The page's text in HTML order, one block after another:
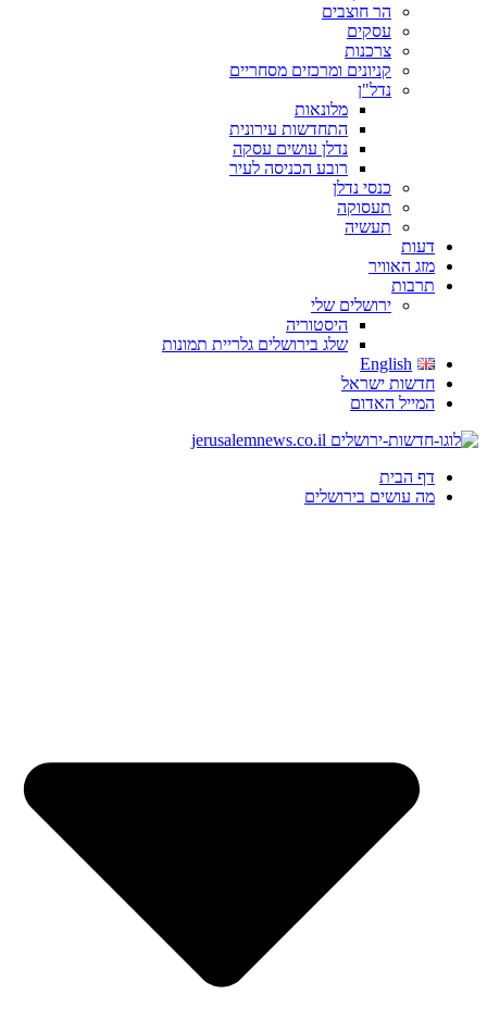
הר חוצבים
עסקים
צרכנות
קניונים ומרכזים מסחריים
נדל"ן
מלונאות
התחדשות עירונית
נדלן עושים עסקה
רובע הכניסה לעיר
כנסי נדלן
תעסוקה
תעשיה
דעות
מזג האוויר
תרבות
ירושלים שלי
היסטוריה
שלג בירושלים גלריית תמונות
English
חדשות ישראל
המייל האדום
דף הבית
מה עושים בירושלים